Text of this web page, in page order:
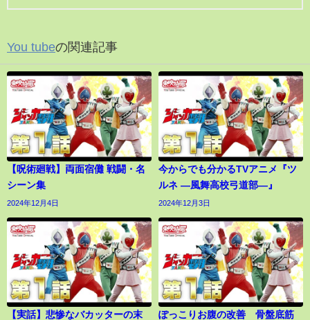
You tubeの関連記事
【呪術廻戦】両面宿儺 戦闘・名
シーン集
2024年12月4日
今からでも分かるTVアニメ『ツ
ルネ ―風舞高校弓道部―』
2024年12月3日
【実話】悲惨なバカッターの末
ぽっこりお腹の改善 骨盤底筋